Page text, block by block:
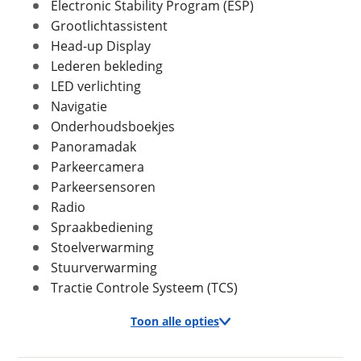
Max trekgewicht ongeremd
750 kg
In- en exterieur
Aantal deuren
Aantal zitplaatsen
Bekleding
Interieurkleur
Laksoort
Kleur
Fabriekskleur
Electronic Stability Program (ESP)
Grootlichtassistent
Head-up Display
Lederen bekleding
LED verlichting
Navigatie
Onderhoudsboekjes
Panoramadak
Parkeercamera
Parkeersensoren
Radio
Spraakbediening
Stoelverwarming
Stuurverwarming
Tractie Controle Systeem (TCS)
Toon alle opties
Foto's
Klik hier om foto's te uploaden
(optioneel)
JPG, PNG (max 10 foto's)
Jouw contactgegevens
Naam
E-mailadres
Telefoonnummer (optioneel)